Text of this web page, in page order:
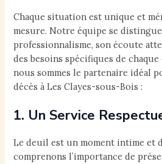
Chaque situation est unique et
mesure. Notre équipe se
professionnalisme, son écoute
des besoins spécifiques de
nous sommes le partenaire idéal
décès à Les Clayes-sous-Bois :
1. Un Service
Le deuil est un moment intime et
comprenons l’importance de